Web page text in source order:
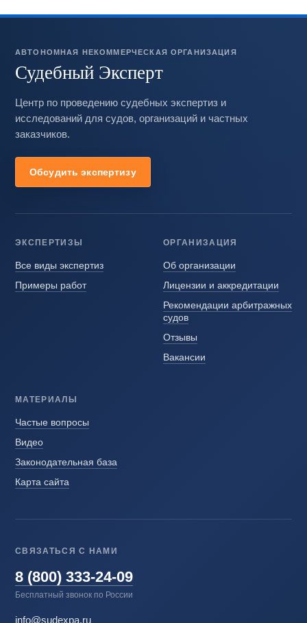
АВТОНОМНАЯ НЕКОММЕРЧЕСКАЯ ОРГАНИЗАЦИЯ
Судебный Эксперт
Центр по проведению судебных экспертиз и
исследований для судов, организаций и частных
заказчиков.
Обсудить экспертизу
ЭКСПЕРТИЗЫ
Все виды экспертиз
Примеры работ
ОРГАНИЗАЦИЯ
Об организации
Лицензии и аккредитации
Рекомендации арбитражных
судов
Отзывы
Вакансии
МАТЕРИАЛЫ
Частые вопросы
Видео
Законодательная база
Карта сайта
СВЯЗАТЬСЯ С НАМИ
8 (800) 333-24-09
Бесплатный звонок по России
info@sudexpa.ru